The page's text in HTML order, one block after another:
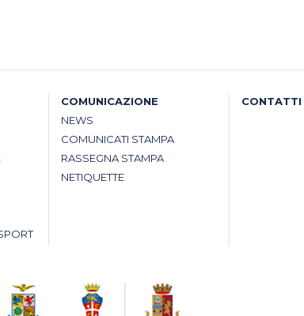
COMUNICAZIONE
NEWS
COMUNICATI STAMPA
RASSEGNA STAMPA
NETIQUETTE
CONTATTI